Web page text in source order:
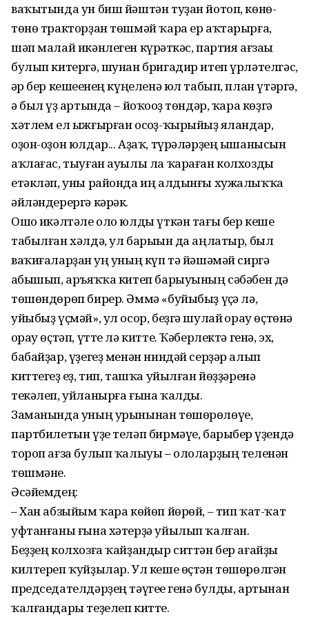
ваҡытында ун биш йәштән туҙан йотоп, көнө-
төнө трак­торҙан төшмәй ҡара ер аҡтарырға,
шәп малай икәнлеген күрһәткәс, партия ағзаһы
булып китергә, шунан бригадир итеп үрләтелгәс,
һәр бер кешеһенең күңеленә юл табып, план үтәргә,
ә был һүҙ артында – йоҡоһоҙ төндәр, ҡара көҙгә
хәтлем ел ыжғыр­ған осһоҙ-ҡырыйһыҙ яландар,
оҙон-оҙон юлдар... Аҙаҡ, түрәләрҙең ыша­­нысын
аҡлағас, тыуған ауылы ла ҡараған колхозды
етәкләп, уны район­да иң алдынғы хужалыҡҡа
әйләнде­рергә кәрәк.
Ошо һикәлтәле оло юлды үткән тағы бер кеше
табылған хәлдә, ул барыһын да аңлатыр, был
ваҡиғалар­ҙан һуң уның күп тә йәшәмәй сиргә
һабышып, аръяҡҡа китеп барыуының сәбәбен дә
төшөндөрөп бирер. Әммә «буйыбыҙ үҫһә лә,
уйыбыҙ үҫмәй», ул осор, беҙгә шулай һорау өҫтөнә
һорау өҫтәп, үтте лә китте. Ҡәберлектә генә, эх,
бабайҙар, үҙегеҙ менән ниндәй серҙәр алып
киттегеҙ һеҙ, тип, ташҡа уйылған йөҙҙәренә
текәлеп, уйланыр­ға ғына ҡалды.
Заманында уның урынынан төшө­рөлөүе,
партбилетын үҙе теләп бир­мәүе, барыбер һүҙендә
тороп ағза бу­лып ҡалыуы – ололарҙың теленән
төшмәне.
Әсәйемдең:
– Хан абзыйым ҡара көйөп йөрөй, – тип ҡат-ҡат
уфтанғаны ғына хәтерҙә уйылып ҡалған.
Беҙҙең колхозға ҡайҙандыр ситтән бер ағайҙы
килтереп ҡуйҙылар. Ул кеше өҫтән төшөрөлгән
председател­дәрҙең тәүгеһе генә булды, артынан
ҡалғандары теҙелеп китте.